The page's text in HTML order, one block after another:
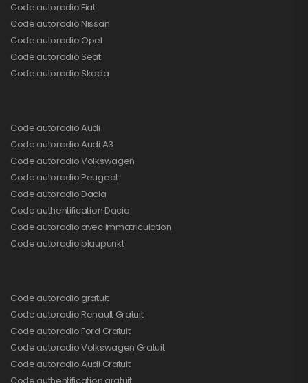
Code autoradio Fiat
Code autoradio Nissan
Code autoradio Opel
Code autoradio Seat
Code autoradio Skoda
Code autoradio Audi
Code autoradio Audi A3
Code autoradio Volkswagen
Code autoradio Peugeot
Code autoradio Dacia
Code authentification Dacia
Code autoradio avec immatriculation
Code autoradio blaupunkt
Code autoradio gratuit
Code autoradio Renault Gratuit
Code autoradio Ford Gratuit
Code autoradio Volkswagen Gratuit
Code autoradio Audi Gratuit